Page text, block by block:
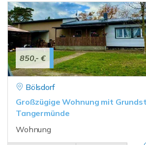
850,- €
Bölsdorf
Großzügige Wohnung mit
Tangermünde
Wohnung